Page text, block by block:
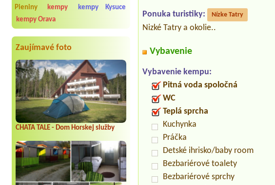
Pieniny
kempy
kempy Kysuce
kempy Orava
Zaujímavé foto
CHATA TALE - Dom Horskej služby
Ponuka turistiky: Nízke Tatry
Nizké Tatry a okolie..
Vybavenie
Vybavenie kempu:
Pitná voda spoločná
WC
Teplá sprcha
Kuchynka
Práčka
Detské ihrisko/baby room
Bezbariérové toalety
Bezbariérové sprchy